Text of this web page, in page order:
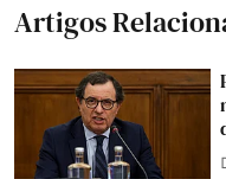
Artigos